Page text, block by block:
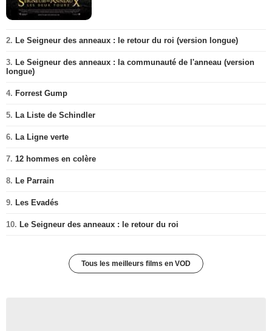
2. Le Seigneur des anneaux : le retour du roi (version longue)
3. Le Seigneur des anneaux : la communauté de l'anneau (version
longue)
4. Forrest Gump
5. La Liste de Schindler
6. La Ligne verte
7. 12 hommes en colère
8. Le Parrain
9. Les Evadés
10. Le Seigneur des anneaux : le retour du roi
Tous les meilleurs films en VOD